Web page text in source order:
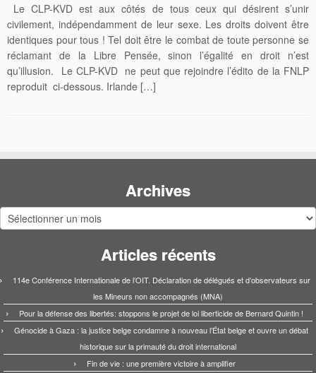
Le CLP-KVD est aux côtés de tous ceux qui désirent s’unir
civilement, indépendamment de leur sexe. Les droits doivent être
identiques pour tous ! Tel doit être le combat de toute personne se
réclamant de la Libre Pensée, sinon l’égalité en droit n’est
qu’illusion. Le CLP-KVD ne peut que rejoindre l’édito de la FNLP
reproduit ci-dessous. Irlande […]
Archives
Archives
Articles récents
114e Conférence Internationale de l’OIT. Déclaration de délégués et d’observateurs sur
les Mineurs non accompagnés (MNA)
Pour la défense des libertés: stoppons le projet de loi liberticide de Bernard Quintin !
Génocide à Gaza : la justice belge condamne à nouveau l’État belge et ouvre un débat
historique sur la primauté du droit international
Fin de vie : une première victoire à amplifier